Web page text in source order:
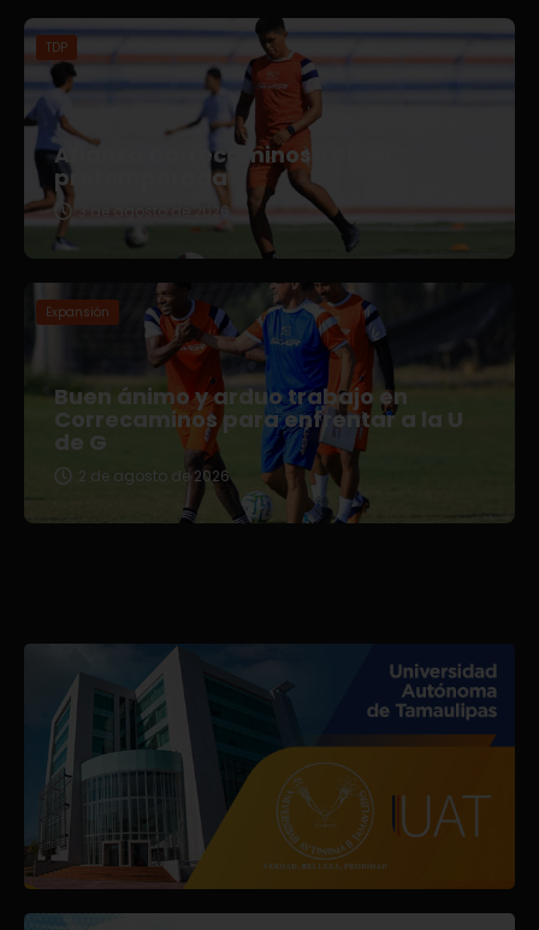
TDP
Afianza Correcaminos TDP su
pretemporada
3 de agosto de 2026
Expansión
Buen ánimo y arduo trabajo en
Correcaminos para enfrentar a la U
de G
2 de agosto de 2026